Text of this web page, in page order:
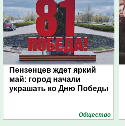
Пензенцев ждет яркий
май: город начали
украшать ко Дню Победы
Общество